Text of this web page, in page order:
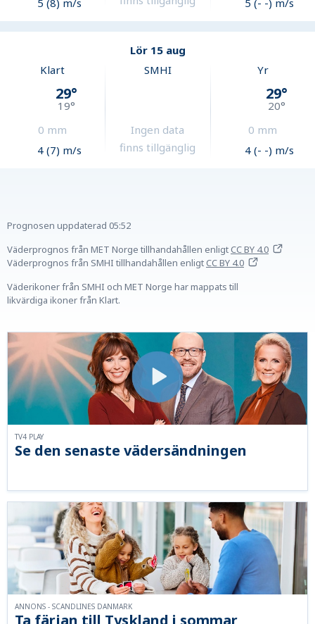
Lör 15 aug
Klart
29°
19°
0 mm
4 (7) m/s
SMHI
Ingen data
finns tillgänglig
Yr
29°
20°
0 mm
4 (- -) m/s
Prognosen uppdaterad 05:52
Väderprognos från MET Norge tillhandahållen enligtCC BY 4.0
Väderprognos från SMHI tillhandahållen enligtCC BY 4.0
Väderikoner från SMHI och MET Norge har mappats till
likvärdiga ikoner från Klart.
Se den senaste vädersändningen
TV4 PLAY
ANNONS - SCANDLINES DANMARK